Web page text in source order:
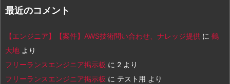
最近のコメント
【エンジニア】【案件】AWS技術問い合わせ、ナレッジ提供 に 鶴
大地 より
フリーランスエンジニア掲示板 に 2 より
フリーランスエンジニア掲示板 に テスト用 より